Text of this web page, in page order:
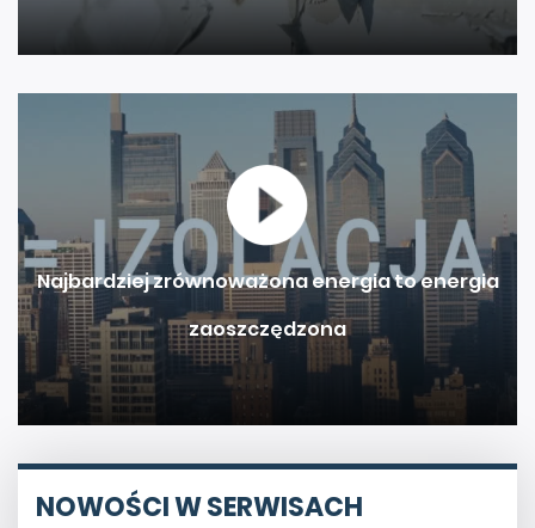
Najbardziej zrównoważona energia to energia
zaoszczędzona
NOWOŚCI W SERWISACH